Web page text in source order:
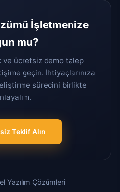
İşletmenize
mu?
ve ücretsiz demo talep
geçin. İhtiyaçlarınıza
sürecini birlikte
Teklif Alın
Yazılım Çözümleri